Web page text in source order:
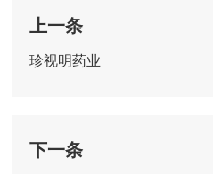
上一条
珍视明药业
下一条